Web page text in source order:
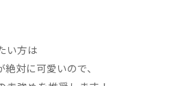
い方は
対に可愛いので、